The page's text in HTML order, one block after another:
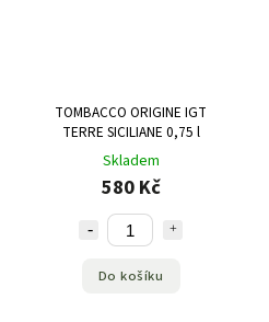
TOMBACCO ORIGINE IGT
TERRE SICILIANE 0,75 l
Skladem
580 Kč
Do košíku